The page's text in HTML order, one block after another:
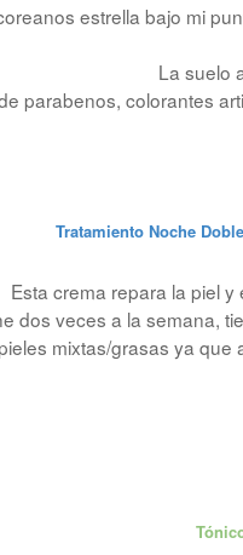
estrella bajo mi
La suelo
parabenos, colorantes
Tratamiento Noche
Esta crema repara la piel
dos veces a la semana,
mixtas/grasas ya que